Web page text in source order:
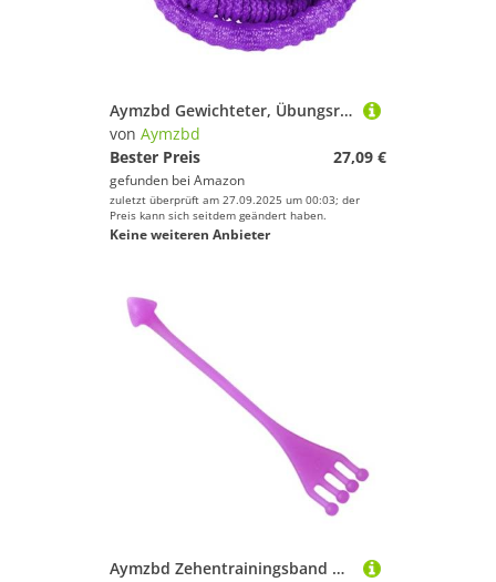
Aymzbd Gewichteter, Übungsreifen, Unterhaltungsspaß, Tragbare Bauch Fitnesskreisausrüstung für Indoor Sport, Rückenreisen, Lila
von Aymzbd
Bester Preis
27,09 €
gefunden bei Amazon
zuletzt überprüft am 27.09.2025 um 00:03; der
Preis kann sich seitdem geändert haben.
Keine weiteren Anbieter
Aymzbd Zehentrainingsband Und Flexibilität, Zehenstärker, Dehnungsgurt für Ballett, Training, Zuhause, Tanzen, Lila